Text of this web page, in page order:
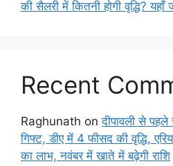
की सैलरी में कितनी होगी वृद्धि? यहाँ
Recent
Raghunath onदीपावली से पहले
गिफ्ट, डीए में 4 फीसद की वृद्धि,
का लाभ, नवंबर में खाते में बढ़ेगी राशि